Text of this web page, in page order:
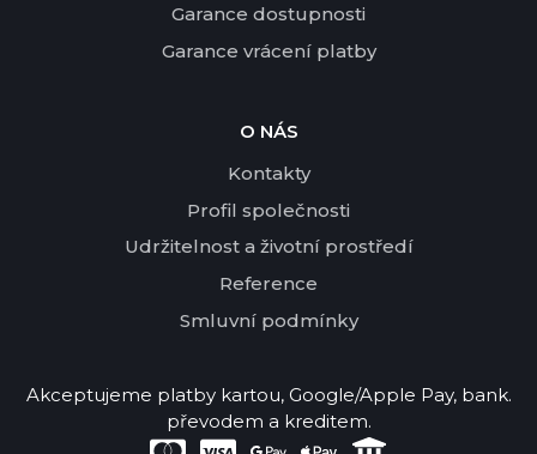
Garance dostupnosti
Garance vrácení platby
O NÁS
Kontakty
Profil společnosti
Udržitelnost a životní prostředí
Reference
Smluvní podmínky
Akceptujeme platby kartou, Google/Apple Pay, bank.
převodem a kreditem.